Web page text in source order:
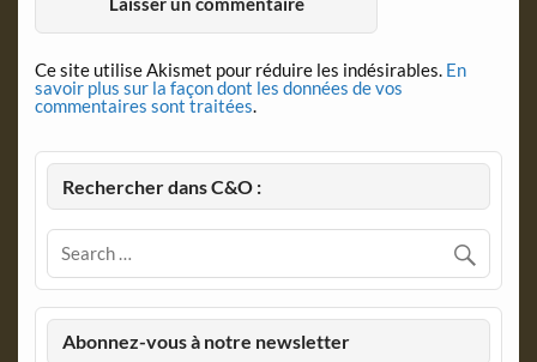
Ce site utilise Akismet pour réduire les indésirables. En
savoir plus sur la façon dont les données de vos
commentaires sont traitées.
Rechercher dans C&O :
Abonnez-vous à notre newsletter